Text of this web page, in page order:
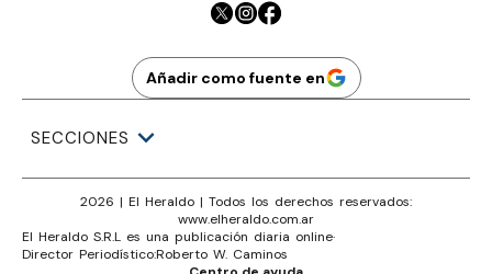
Añadir como fuente en
SECCIONES
2026 | El Heraldo | Todos los derechos reservados:
www.elheraldo.com.ar
El Heraldo S.R.L es una publicación diaria online·
Director Periodístico:Roberto W. Caminos